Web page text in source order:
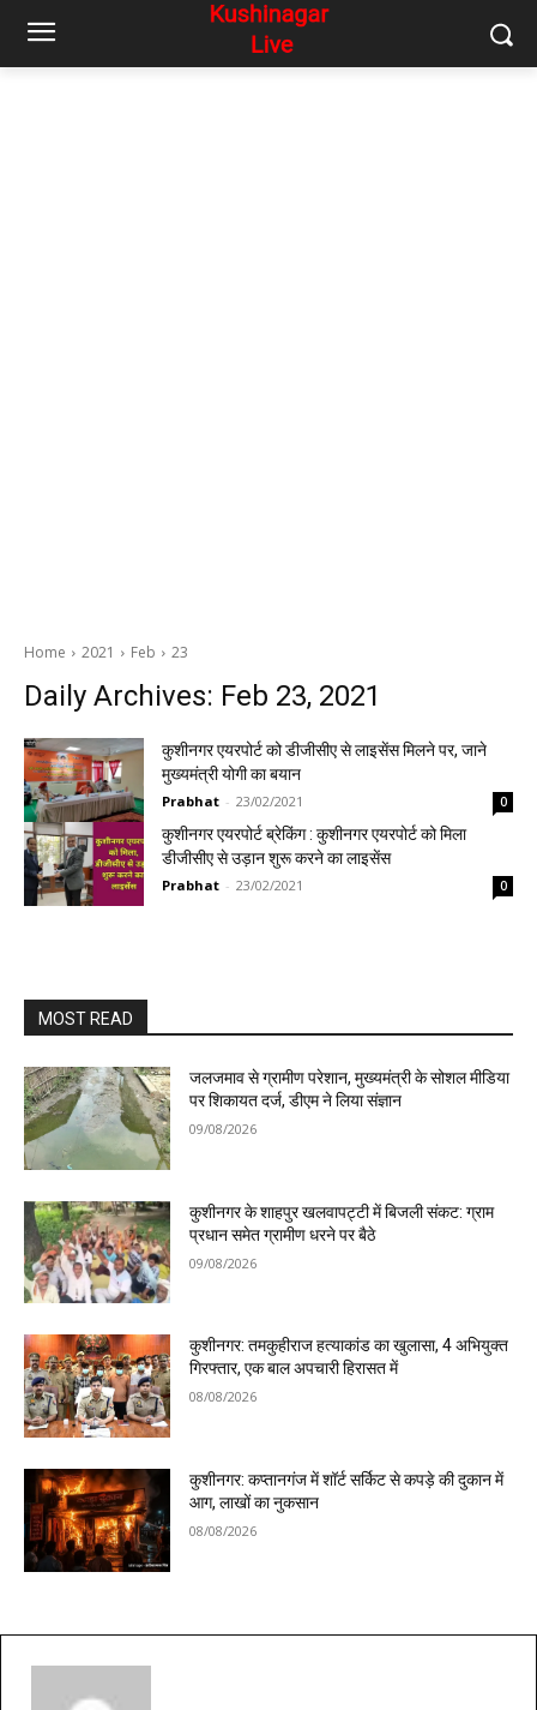
Home 2021 Feb 23
Daily Archives: Feb 23, 2021
कुशीनगर एयरपोर्ट को डीजीसीए से लाइसेंस मिलने पर, जाने
मुख्यमंत्री योगी का बयान
Prabhat - 23/02/2021 0
कुशीनगर एयरपोर्ट ब्रेकिंग : कुशीनगर एयरपोर्ट को मिला
डीजीसीए से उड़ान शुरू करने का लाइसेंस
Prabhat - 23/02/2021 0
MOST READ
जलजमाव से ग्रामीण परेशान, मुख्यमंत्री के सोशल मीडिया
पर शिकायत दर्ज, डीएम ने लिया संज्ञान
09/08/2026
कुशीनगर के शाहपुर खलवापट्टी में बिजली संकट: ग्राम
प्रधान समेत ग्रामीण धरने पर बैठे
09/08/2026
कुशीनगर: तमकुहीराज हत्याकांड का खुलासा, 4 अभियुक्त
गिरफ्तार, एक बाल अपचारी हिरासत में
08/08/2026
कुशीनगर: कप्तानगंज में शॉर्ट सर्किट से कपड़े की दुकान में
आग, लाखों का नुकसान
08/08/2026